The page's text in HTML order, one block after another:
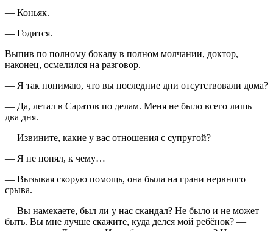
— Коньяк.
— Годится.
Выпив по полному бокалу в полном молчании, доктор,
наконец, осмелился на разговор.
— Я так понимаю, что вы последние дни отсутствовали дома?
— Да, летал в Саратов по делам. Меня не было всего лишь
два дня.
— Извините, какие у вас отношения с супругой?
— Я не понял, к чему…
— Вызывая скорую помощь, она была на грани нервного
срыва.
— Вы намекаете, был ли у нас скандал? Не было и не может
быть. Вы мне лучше скажите, куда делся мой ребёнок? —